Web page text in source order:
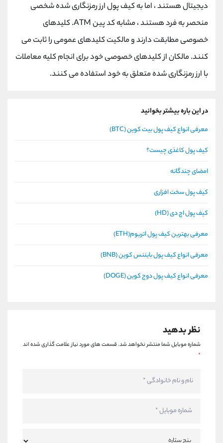
دیجیتال هستند ، اما به کیف پول ارز رمزنگاری شده شخصی
منحصر به فرد هستند ، مشابه کد پین ATM. کلیدهای
خصوصی مطابقت دارند و مالکیت کلیدهای عمومی را ثابت می
کنند. مالکان از کلیدهای خصوصی خود برای انجام کلیه معاملات
با ارز رمزنگاری شده متعلق به خود استفاده می کنند.
در این باره بیشتر بخوانید
معرفی انواع کیف پول بیت کوین (BTC)
کیف پول کاغذی چیست؟
امضای چندگانه
کیف پول سخت افزاری
کیف پول اچ دی (HD)
معرفی بهترین کیف پول اتریوم(ETH)
معرفی انواع کیف پول بایننس کوین (BNB)
معرفی انواع کیف پول دوج کوین (DOGE)
نظر بدهید
شماره موبایل شما منتشر نخواهد شد.قسمت های مورد نیاز علامت گذاری شده اند
*